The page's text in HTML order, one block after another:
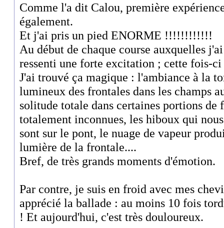
Comme l'a dit Calou, première
également.
Et j'ai pris un pied ENORME !!!!!!!!!!!!
Au début de chaque course auxquelles
ressenti une forte excitation ; cette fois-
J'ai trouvé ça magique : l'ambiance à la
lumineux des frontales dans les champs
solitude totale dans certaines portions de
totalement inconnues, les hiboux qui
sont sur le pont, le nuage de vapeur
lumière de la frontale....
Bref, de très grands moments d'émotion.
Par contre, je suis en froid avec mes
apprécié la ballade : au moins 10 fois
! Et aujourd'hui, c'est très douloureux.